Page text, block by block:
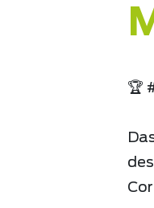
🏆